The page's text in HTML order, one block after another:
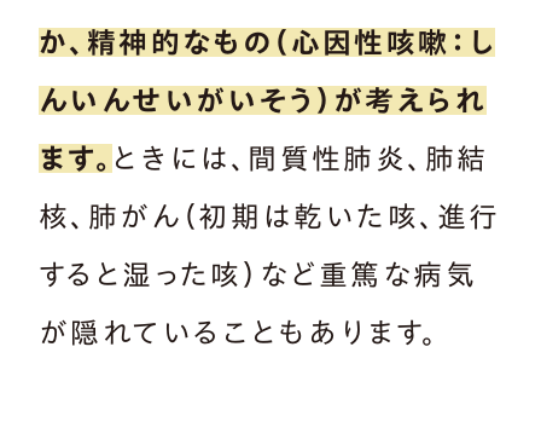
か、精神的なもの（心因性咳嗽：し
んいんせいがいそう）が考えられ
ます。 ときには、間質性肺炎、肺結
核、肺がん（初期は乾いた咳、進行
すると湿った咳）など重篤な病気
が隠れていることもあります。